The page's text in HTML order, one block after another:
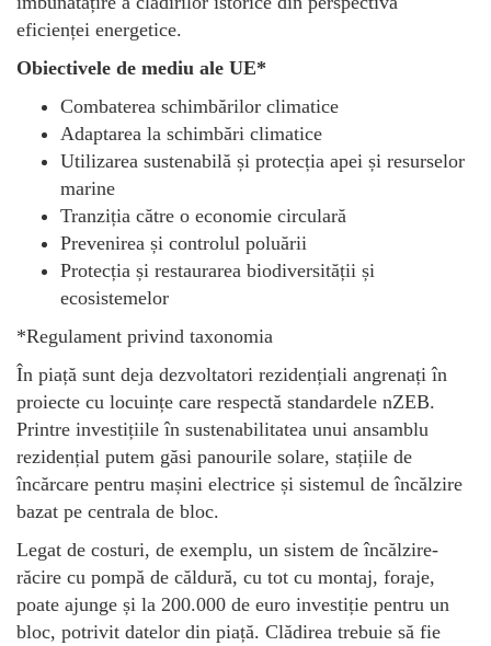
eficienței energetice.
Obiectivele de mediu ale UE*
Combaterea schimbărilor climatice
Adaptarea la schimbări climatice
Utilizarea sustenabilă și protecția apei și resurselor
marine
Tranziția către o economie circulară
Prevenirea și controlul poluării
Protecția și restaurarea biodiversității și
ecosistemelor
*Regulament privind taxonomia
În piață sunt deja dezvoltatori rezidențiali angrenați în
proiecte cu locuințe care respectă standardele nZEB.
Printre investițiile în sustenabilitatea unui ansamblu
rezidențial putem găsi panourile solare, stațiile de
încărcare pentru mașini electrice și sistemul de încălzire
bazat pe centrala de bloc.
Legat de costuri, de exemplu, un sistem de încălzire-
răcire cu pompă de căldură, cu tot cu montaj, foraje,
poate ajunge și la 200.000 de euro investiție pentru un
bloc, potrivit datelor din piață. Clădirea trebuie să fie